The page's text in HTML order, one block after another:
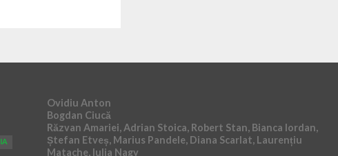
Ovidiu Anton
Bogdan Ciucă
Răzvan Amariei, Adrian Stoica, Robert Stan, Bianca Iordan,
Ștefan Etveș, Marius Pandele, Diana Scarlat, Laurențiu
Matache, Iulia Nagy